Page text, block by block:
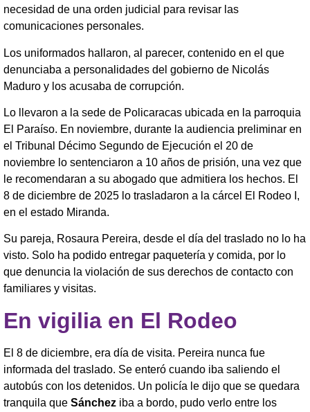
necesidad de una orden judicial para revisar las
comunicaciones personales.
Los uniformados hallaron, al parecer, contenido en el que
denunciaba a personalidades del gobierno de Nicolás
Maduro y los acusaba de corrupción.
Lo llevaron a la sede de Policaracas ubicada en la parroquia
El Paraíso. En noviembre, durante la audiencia preliminar en
el Tribunal Décimo Segundo de Ejecución el 20 de
noviembre lo sentenciaron a 10 años de prisión, una vez que
le recomendaran a su abogado que admitiera los hechos. El
8 de diciembre de 2025 lo trasladaron a la cárcel El Rodeo I,
en el estado Miranda.
Su pareja, Rosaura Pereira, desde el día del traslado no lo ha
visto. Solo ha podido entregar paquetería y comida, por lo
que denuncia la violación de sus derechos de contacto con
familiares y visitas.
En vigilia en El Rodeo
El 8 de diciembre, era día de visita. Pereira nunca fue
informada del traslado. Se enteró cuando iba saliendo el
autobús con los detenidos. Un policía le dijo que se quedara
tranquila que Sánchez iba a bordo, pudo verlo entre los